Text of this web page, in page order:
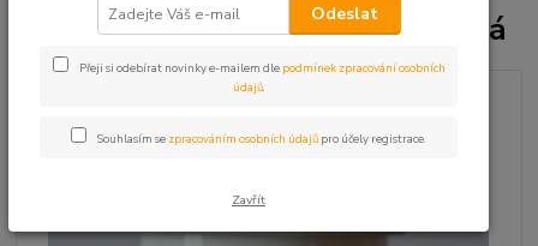
Bylinné kapsle Andělika lékařská
Odeslat
Přeji si odebírat novinky e-mailem dle podmínek zpracování osobních
údajů.
Souhlasím se zpracováním osobních údajů pro účely registrace.
Zavřít